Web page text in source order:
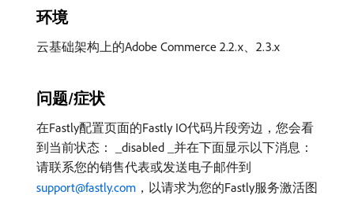
环境
云基础架构上的Adobe Commerce 2.2.x、2.3.x
问题/症状
在Fastly配置页面的Fastly IO代码片段旁边，您会看
到当前状态： _disabled _并在下面显示以下消息：
请联系您的销售代表或发送电子邮件到
support@fastly.com ，以请求为您的Fastly服务激活图